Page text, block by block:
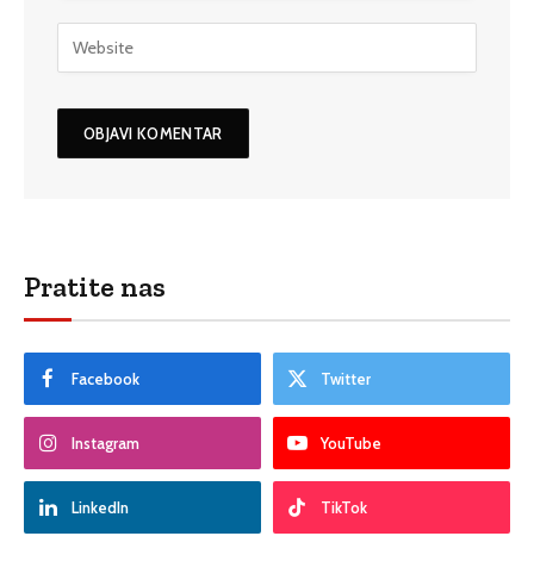
Pratite nas
Facebook Twitter
Instagram YouTube
LinkedIn TikTok